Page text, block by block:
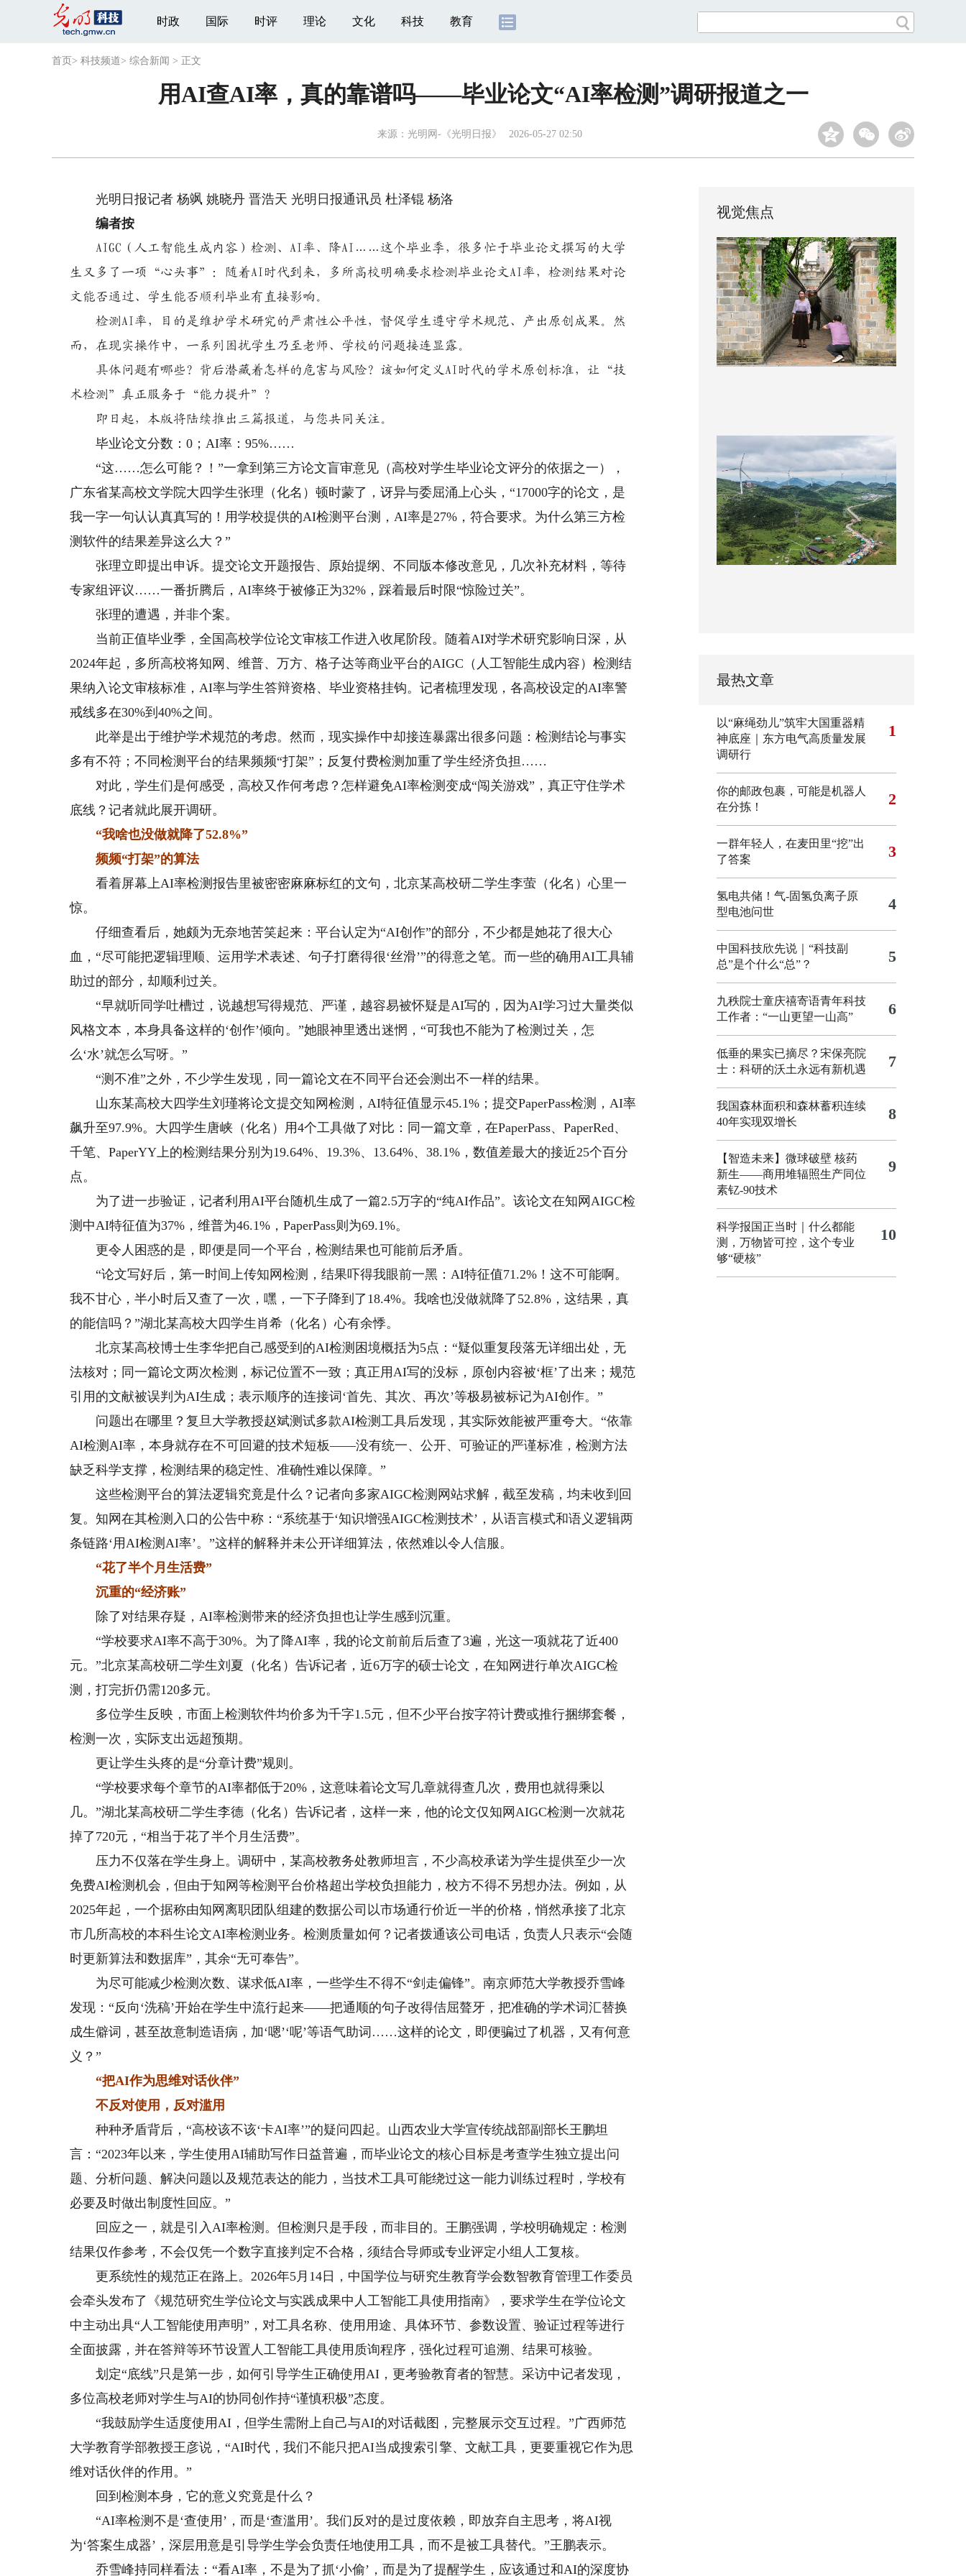
时政 国际 时评 理论 文化 科技 教育
首页 > 科技频道> 综合新闻 > 正文
用AI查AI率，真的靠谱吗——毕业论文“AI率检测”调研报道之一
来源： 光明网-《光明日报》 2026-05-27 02:50
光明日报记者 杨飒 姚晓丹 晋浩天 光明日报通讯员 杜泽锟 杨洛
编者按
AIGC（人工智能生成内容）检测、AI率、降AI……这个毕业季，很多忙于毕业论文撰写的大学
生又多了一项“心头事”：随着AI时代到来，多所高校明确要求检测毕业论文AI率，检测结果对论
文能否通过、学生能否顺利毕业有直接影响。
检测AI率，目的是维护学术研究的严肃性公平性，督促学生遵守学术规范、产出原创成果。然
而，在现实操作中，一系列困扰学生乃至老师、学校的问题接连显露。
具体问题有哪些？背后潜藏着怎样的危害与风险？该如何定义AI时代的学术原创标准，让“技
术检测”真正服务于“能力提升”？
即日起，本版将陆续推出三篇报道，与您共同关注。
毕业论文分数：0；AI率：95%……
“这……怎么可能？！”一拿到第三方论文盲审意见（高校对学生毕业论文评分的依据之一），
广东省某高校文学院大四学生张理（化名）顿时蒙了，讶异与委屈涌上心头，“17000字的论文，是
我一字一句认认真真写的！用学校提供的AI检测平台测，AI率是27%，符合要求。为什么第三方检
测软件的结果差异这么大？”
张理立即提出申诉。提交论文开题报告、原始提纲、不同版本修改意见，几次补充材料，等待
专家组评议……一番折腾后，AI率终于被修正为32%，踩着最后时限“惊险过关”。
张理的遭遇，并非个案。
当前正值毕业季，全国高校学位论文审核工作进入收尾阶段。随着AI对学术研究影响日深，从
2024年起，多所高校将知网、维普、万方、格子达等商业平台的AIGC（人工智能生成内容）检测结
果纳入论文审核标准，AI率与学生答辩资格、毕业资格挂钩。记者梳理发现，各高校设定的AI率警
戒线多在30%到40%之间。
此举是出于维护学术规范的考虑。然而，现实操作中却接连暴露出很多问题：检测结论与事实
多有不符；不同检测平台的结果频频“打架”；反复付费检测加重了学生经济负担……
对此，学生们是何感受，高校又作何考虑？怎样避免AI率检测变成“闯关游戏”，真正守住学术
底线？记者就此展开调研。
“我啥也没做就降了52.8%”
频频“打架”的算法
看着屏幕上AI率检测报告里被密密麻麻标红的文句，北京某高校研二学生李萤（化名）心里一
惊。
仔细查看后，她颇为无奈地苦笑起来：平台认定为“AI创作”的部分，不少都是她花了很大心
血，“尽可能把逻辑理顺、运用学术表述、句子打磨得很‘丝滑’”的得意之笔。而一些的确用AI工具辅
助过的部分，却顺利过关。
“早就听同学吐槽过，说越想写得规范、严谨，越容易被怀疑是AI写的，因为AI学习过大量类似
风格文本，本身具备这样的‘创作’倾向。”她眼神里透出迷惘，“可我也不能为了检测过关，怎
么‘水’就怎么写呀。”
“测不准”之外，不少学生发现，同一篇论文在不同平台还会测出不一样的结果。
山东某高校大四学生刘瑾将论文提交知网检测，AI特征值显示45.1%；提交PaperPass检测，AI率
飙升至97.9%。大四学生唐峡（化名）用4个工具做了对比：同一篇文章，在PaperPass、PaperRed、
千笔、PaperYY上的检测结果分别为19.64%、19.3%、13.64%、38.1%，数值差最大的接近25个百分
点。
为了进一步验证，记者利用AI平台随机生成了一篇2.5万字的“纯AI作品”。该论文在知网AIGC检
测中AI特征值为37%，维普为46.1%，PaperPass则为69.1%。
更令人困惑的是，即便是同一个平台，检测结果也可能前后矛盾。
“论文写好后，第一时间上传知网检测，结果吓得我眼前一黑：AI特征值71.2%！这不可能啊。
我不甘心，半小时后又查了一次，嘿，一下子降到了18.4%。我啥也没做就降了52.8%，这结果，真
的能信吗？”湖北某高校大四学生肖希（化名）心有余悸。
北京某高校博士生李华把自己感受到的AI检测困境概括为5点：“疑似重复段落无详细出处，无
法核对；同一篇论文两次检测，标记位置不一致；真正用AI写的没标，原创内容被‘框’了出来；规范
引用的文献被误判为AI生成；表示顺序的连接词‘首先、其次、再次’等极易被标记为AI创作。”
问题出在哪里？复旦大学教授赵斌测试多款AI检测工具后发现，其实际效能被严重夸大。“依靠
AI检测AI率，本身就存在不可回避的技术短板——没有统一、公开、可验证的严谨标准，检测方法
缺乏科学支撑，检测结果的稳定性、准确性难以保障。”
这些检测平台的算法逻辑究竟是什么？记者向多家AIGC检测网站求解，截至发稿，均未收到回
复。知网在其检测入口的公告中称：“系统基于‘知识增强AIGC检测技术’，从语言模式和语义逻辑两
条链路‘用AI检测AI率’。”这样的解释并未公开详细算法，依然难以令人信服。
“花了半个月生活费”
沉重的“经济账”
除了对结果存疑，AI率检测带来的经济负担也让学生感到沉重。
“学校要求AI率不高于30%。为了降AI率，我的论文前前后后查了3遍，光这一项就花了近400
元。”北京某高校研二学生刘夏（化名）告诉记者，近6万字的硕士论文，在知网进行单次AIGC检
测，打完折仍需120多元。
多位学生反映，市面上检测软件均价多为千字1.5元，但不少平台按字符计费或推行捆绑套餐，
检测一次，实际支出远超预期。
更让学生头疼的是“分章计费”规则。
“学校要求每个章节的AI率都低于20%，这意味着论文写几章就得查几次，费用也就得乘以
几。”湖北某高校研二学生李德（化名）告诉记者，这样一来，他的论文仅知网AIGC检测一次就花
掉了720元，“相当于花了半个月生活费”。
压力不仅落在学生身上。调研中，某高校教务处教师坦言，不少高校承诺为学生提供至少一次
免费AI检测机会，但由于知网等检测平台价格超出学校负担能力，校方不得不另想办法。例如，从
2025年起，一个据称由知网离职团队组建的数据公司以市场通行价近一半的价格，悄然承接了北京
市几所高校的本科生论文AI率检测业务。检测质量如何？记者拨通该公司电话，负责人只表示“会随
时更新算法和数据库”，其余“无可奉告”。
为尽可能减少检测次数、谋求低AI率，一些学生不得不“剑走偏锋”。南京师范大学教授乔雪峰
发现：“反向‘洗稿’开始在学生中流行起来——把通顺的句子改得佶屈聱牙，把准确的学术词汇替换
成生僻词，甚至故意制造语病，加‘嗯’‘呢’等语气助词……这样的论文，即便骗过了机器，又有何意
义？”
“把AI作为思维对话伙伴”
不反对使用，反对滥用
种种矛盾背后，“高校该不该‘卡AI率’”的疑问四起。山西农业大学宣传统战部副部长王鹏坦
言：“2023年以来，学生使用AI辅助写作日益普遍，而毕业论文的核心目标是考查学生独立提出问
题、分析问题、解决问题以及规范表达的能力，当技术工具可能绕过这一能力训练过程时，学校有
必要及时做出制度性回应。”
回应之一，就是引入AI率检测。但检测只是手段，而非目的。王鹏强调，学校明确规定：检测
结果仅作参考，不会仅凭一个数字直接判定不合格，须结合导师或专业评定小组人工复核。
更系统性的规范正在路上。2026年5月14日，中国学位与研究生教育学会数智教育管理工作委员
会牵头发布了《规范研究生学位论文与实践成果中人工智能工具使用指南》，要求学生在学位论文
中主动出具“人工智能使用声明”，对工具名称、使用用途、具体环节、参数设置、验证过程等进行
全面披露，并在答辩等环节设置人工智能工具使用质询程序，强化过程可追溯、结果可核验。
划定“底线”只是第一步，如何引导学生正确使用AI，更考验教育者的智慧。采访中记者发现，
多位高校老师对学生与AI的协同创作持“谨慎积极”态度。
“我鼓励学生适度使用AI，但学生需附上自己与AI的对话截图，完整展示交互过程。”广西师范
大学教育学部教授王彦说，“AI时代，我们不能只把AI当成搜索引擎、文献工具，更要重视它作为思
维对话伙伴的作用。”
回到检测本身，它的意义究竟是什么？
“AI率检测不是‘查使用’，而是‘查滥用’。我们反对的是过度依赖，即放弃自主思考，将AI视
为‘答案生成器’，深层用意是引导学生学会负责任地使用工具，而不是被工具替代。”王鹏表示。
乔雪峰持同样看法：“看AI率，不是为了抓‘小偷’，而是为了提醒学生，应该通过和AI的深度协
视觉焦点
最热文章
以“麻绳劲儿”筑牢大国重器精
神底座｜东方电气高质量发展
调研行
1
你的邮政包裹，可能是机器人
在分拣！
2
一群年轻人，在麦田里“挖”出
了答案
3
氢电共储！气-固氢负离子原
型电池问世
4
中国科技欣先说｜“科技副
总”是个什么“总”？
5
九秩院士童庆禧寄语青年科技
工作者：“一山更望一山高”
6
低垂的果实已摘尽？宋保亮院
士：科研的沃土永远有新机遇
7
我国森林面积和森林蓄积连续
40年实现双增长
8
【智造未来】微球破壁 核药
新生——商用堆辐照生产同位
素钇-90技术
9
科学报国正当时｜什么都能
测，万物皆可控，这个专业
够“硬核”
10